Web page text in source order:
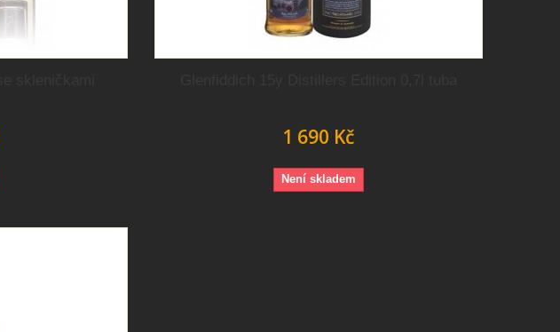
1 690 Kč
Není skladem